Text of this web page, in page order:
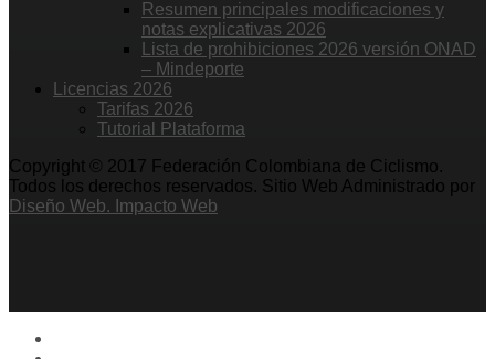
Resumen principales modificaciones y
notas explicativas 2026
Lista de prohibiciones 2026 versión ONAD
– Mindeporte
Licencias 2026
Tarifas 2026
Tutorial Plataforma
Copyright © 2017 Federación Colombiana de Ciclismo.
Todos los derechos reservados. Sitio Web Administrado por
Diseño Web. Impacto Web